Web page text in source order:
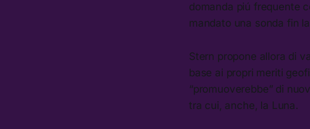
domanda piú frequente
mandato una sonda fin
Stern propone allora di
base ai propri meriti
“promuoverebbe” di
tra cui, anche, la Luna.